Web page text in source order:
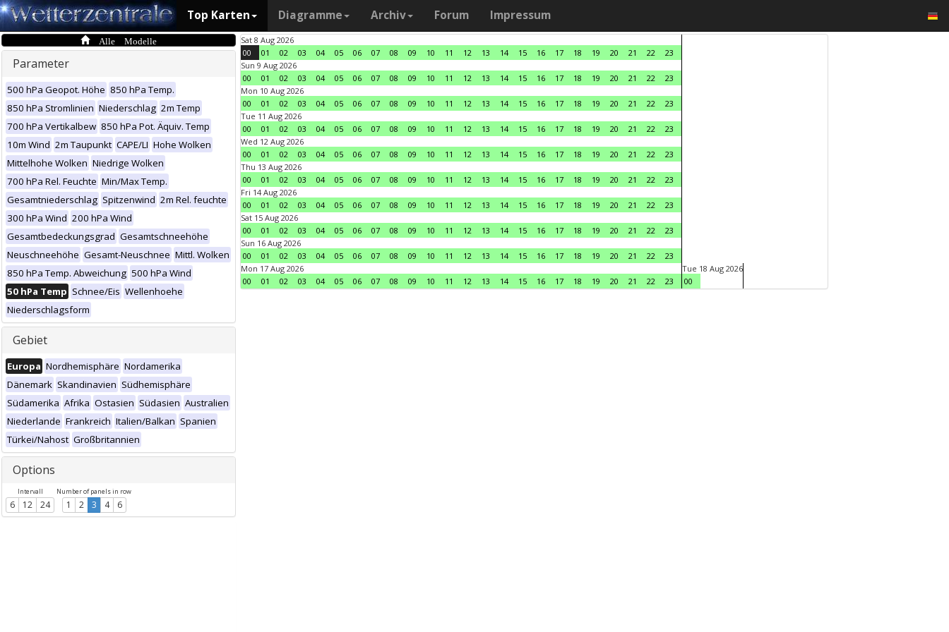
Top Karten Diagramme Archiv Forum Impressum
Alle Modelle
Parameter
500 hPa Geopot. Höhe 850 hPa Temp.
850 hPa Stromlinien Niederschlag 2m Temp
700 hPa Vertikalbew 850 hPa Pot. Äquiv. Temp
10m Wind 2m Taupunkt CAPE/LI Hohe Wolken
Mittelhohe Wolken Niedrige Wolken
700 hPa Rel. Feuchte Min/Max Temp.
Gesamtniederschlag Spitzenwind 2m Rel. feuchte
300 hPa Wind 200 hPa Wind
Gesamtbedeckungsgrad Gesamtschneehöhe
Neuschneehöhe Gesamt-Neuschnee Mittl. Wolken
850 hPa Temp. Abweichung 500 hPa Wind
50 hPa Temp Schnee/Eis Wellenhoehe
Niederschlagsform
Gebiet
Europa Nordhemisphäre Nordamerika
Dänemark Skandinavien Südhemisphäre
Südamerika Afrika Ostasien Südasien Australien
Niederlande Frankreich Italien/Balkan Spanien
Türkei/Nahost Großbritannien
Options
Intervall
6 12 24
Number of panels in row
1 2 3 4 6
Sat 8 Aug 2026
00
01 02 03 04 05 06 07 08 09 10 11 12 13 14 15 16 17 18 19 20 21 22
23
Sun 9 Aug 2026
00
01 02 03 04 05 06 07 08 09 10 11 12 13 14 15 16 17 18 19 20 21 22
23
Mon 10 Aug 2026
00
01 02 03 04 05 06 07 08 09 10 11 12 13 14 15 16 17 18 19 20 21 22
23
Tue 11 Aug 2026
00
01 02 03 04 05 06 07 08 09 10 11 12 13 14 15 16 17 18 19 20 21 22
23
Wed 12 Aug 2026
00
01 02 03 04 05 06 07 08 09 10 11 12 13 14 15 16 17 18 19 20 21 22
23
Thu 13 Aug 2026
00
01 02 03 04 05 06 07 08 09 10 11 12 13 14 15 16 17 18 19 20 21 22
23
Fri 14 Aug 2026
00
01 02 03 04 05 06 07 08 09 10 11 12 13 14 15 16 17 18 19 20 21 22
23
Sat 15 Aug 2026
00
01 02 03 04 05 06 07 08 09 10 11 12 13 14 15 16 17 18 19 20 21 22
23
Sun 16 Aug 2026
00
01 02 03 04 05 06 07 08 09 10 11 12 13 14 15 16 17 18 19 20 21 22
23
Mon 17 Aug 2026
00
01 02 03 04 05 06 07 08 09 10 11 12 13 14 15 16 17 18 19 20 21 22 23
Tue 18 Aug 2026
00